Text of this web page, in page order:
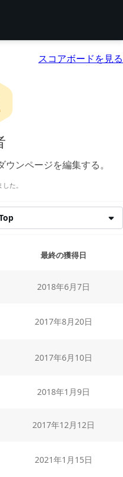
スコアボードを見る
ンページを編集する。
た。
最終の獲得日
2018年6月7日
2017年8月20日
2017年6月10日
2018年1月9日
2017年12月12日
2021年1月15日